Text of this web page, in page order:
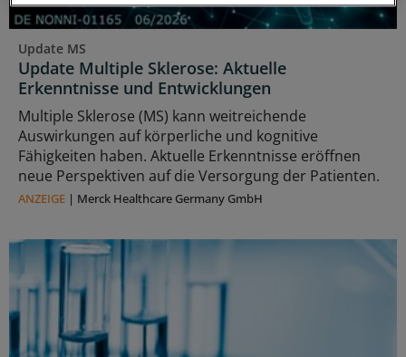
Update MS
Update Multiple Sklerose: Aktuelle
Erkenntnisse und Entwicklungen
Multiple Sklerose (MS) kann weitreichende
Auswirkungen auf körperliche und kognitive
Fähigkeiten haben. Aktuelle Erkenntnisse eröffnen
neue Perspektiven auf die Versorgung der Patienten.
ANZEIGE | Merck Healthcare Germany GmbH